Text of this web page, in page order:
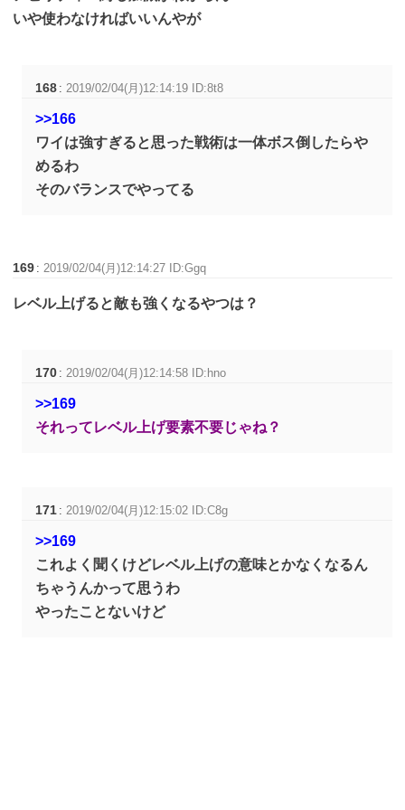
いや使わなければいいんやが
168 : 2019/02/04(月)12:14:19 ID:8t8
>>166
ワイは強すぎると思った戦術は一体ボス倒したらや
めるわ
そのバランスでやってる
169 : 2019/02/04(月)12:14:27 ID:Ggq
レベル上げると敵も強くなるやつは？
170 : 2019/02/04(月)12:14:58 ID:hno
>>169
それってレベル上げ要素不要じゃね？
171 : 2019/02/04(月)12:15:02 ID:C8g
>>169
これよく聞くけどレベル上げの意味とかなくなるん
ちゃうんかって思うわ
やったことないけど